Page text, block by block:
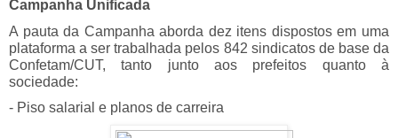
Campanha Unificada
A pauta da Campanha aborda dez itens dispostos em uma
plataforma a ser trabalhada pelos 842 sindicatos de base da
Confetam/CUT, tanto junto aos prefeitos quanto à
sociedade:
- Piso salarial e planos de carreira